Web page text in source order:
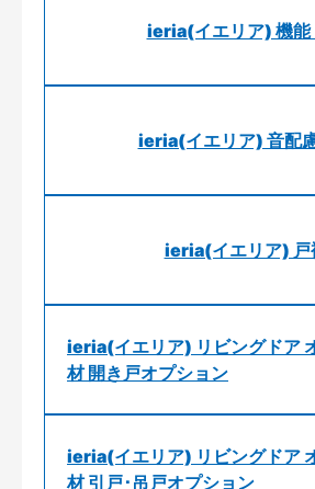
ieria(イエリア) 機能
ieria(イエリア) 音配
ieria(イエリア) 戸
ieria(イエリア) リビングドア
材 開き戸オプション
ieria(イエリア) リビングドア
材 引戸･吊戸オプション